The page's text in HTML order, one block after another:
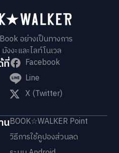
อย่างเป็นทางการ
งะและไลท์โนเวล
ที่
Facebook
Line
X (Twitter)
นBOOK☆WALKER Point
วิธีการใช้คูปองส่วนลด